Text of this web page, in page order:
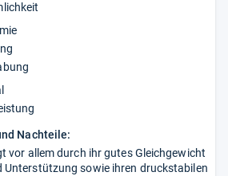
Nachteile:
vor allem durch ihr gutes Gleichgewicht
sowie ihren druckstabilen